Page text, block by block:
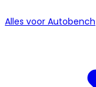
Alles voor Autobench